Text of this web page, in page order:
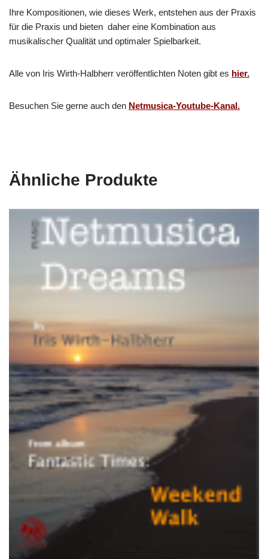
Ihre Kompositionen, wie dieses Werk, entstehen aus der Praxis
für die Praxis und bieten daher eine Kombination aus
musikalischer Qualität und optimaler Spielbarkeit.
Alle von Iris Wirth-Halbherr veröffentlichten Noten gibt es hier.
Besuchen Sie gerne auch den Netmusica-Youtube-Kanal.
Ähnliche Produkte